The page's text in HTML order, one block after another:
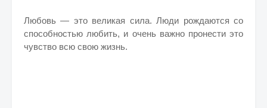
Любовь — это великая сила. Люди рождаются со
способностью любить, и очень важно пронести это
чувство всю свою жизнь.